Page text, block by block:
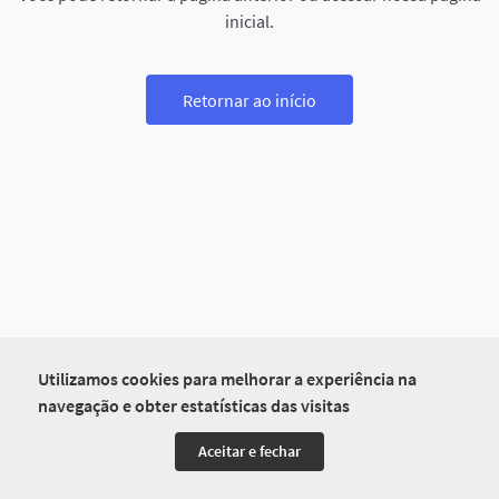
Utilizamos cookies para melhorar a experiência na
navegação e obter estatísticas das visitas
Aceitar e fechar
inicial.
Retornar ao início